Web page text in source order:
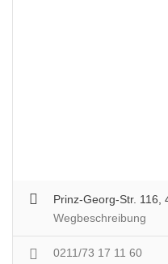
Prinz-Georg-Str. 116,
Wegbeschreibung
0211/73 17 11 60